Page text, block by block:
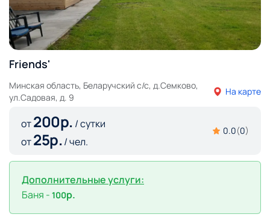
Friends'
Минская область, Беларучский с/с, д.Семково,
ул.Садовая, д. 9
На карте
от200р. / сутки
от25р./ чел.
0.0(0)
Дополнительные услуги:
Баня - 100р.